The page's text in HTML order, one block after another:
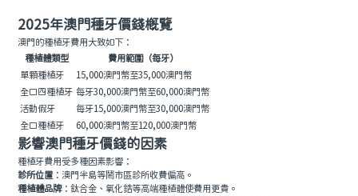
2025年澳門種牙價錢概覽
澳門的種植牙費用大致如下：
種植體類型
費用範圍（每牙）
單顆種植牙
15,000澳門幣至35,000澳門幣
全口四種植牙 每牙30,000澳門幣至60,000澳門幣
活動假牙
每牙15,000澳門幣至30,000澳門幣
全口種植牙
60,000澳門幣至120,000澳門幣
影響澳門種牙價錢的因素
種植牙費用受多種因素影響：
診所位置 ：澳門半島等鬧市區診所收費偏高。
種植體品牌：鈦合金、氧化鋯等高端種植體使費用更貴。